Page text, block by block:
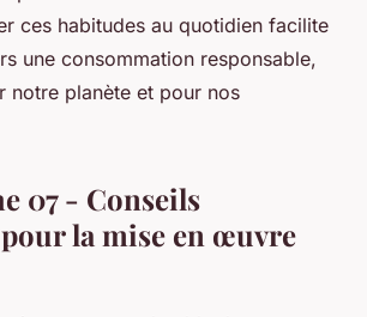
ces habitudes au quotidien facilite
une consommation responsable,
notre planète et pour nos
07 - Conseils
la mise en œuvre